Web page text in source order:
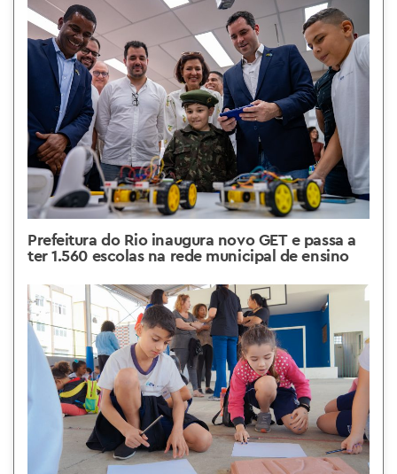
Prefeitura do Rio inaugura novo GET e passa a
ter 1.560 escolas na rede municipal de ensino